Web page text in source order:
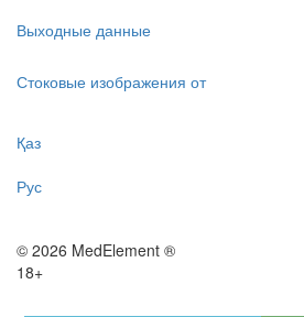
Выходные данные
Стоковые изображения от
Қаз
Рус
© 2026 MedElement ®
18+